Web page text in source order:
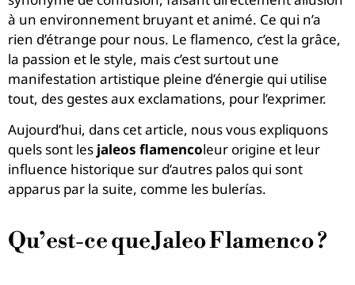
à un environnement bruyant et animé. Ce qui n’a
rien d’étrange pour nous. Le flamenco, c’est la grâce,
la passion et le style, mais c’est surtout une
manifestation artistique pleine d’énergie qui utilise
tout, des gestes aux exclamations, pour l’exprimer.
Aujourd’hui, dans cet article, nous vous expliquons
quels sont les jaleos flamencoleur origine et leur
influence historique sur d’autres palos qui sont
apparus par la suite, comme les bulerías.
Qu’est-ce que Jaleo Flamenco ?